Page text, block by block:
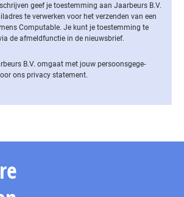
geef je toestemming aan Jaarbeurs B.V.
te verwerken voor het verzenden van een
Computable. Je kunt je toestemming te
de af­meld­func­tie in de nieuwsbrief.
B.V. omgaat met jouw per­soons­ge­ge­
ons privacy statement.